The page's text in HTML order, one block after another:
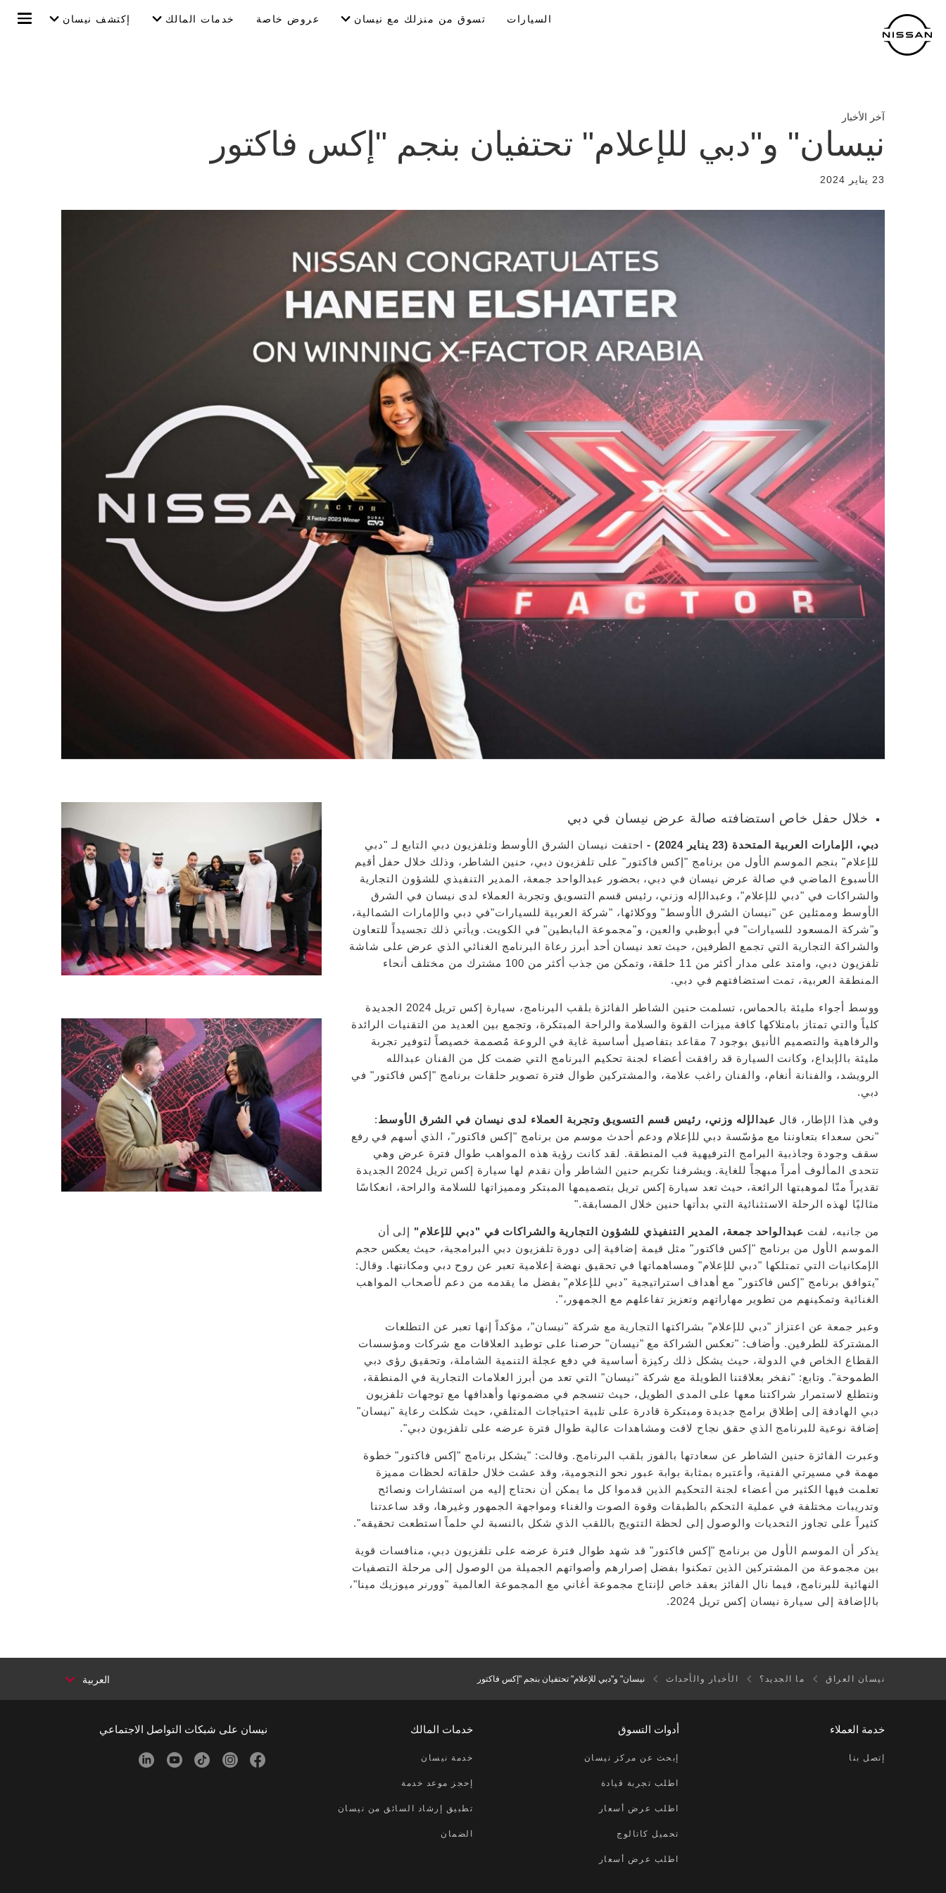
المحتوى
الرئيسي
السيارات تسوق من منزلك مع نيسان عروض خاصة خدمات المالك إكتشف نيسان
آخر الأخبار
نيسان" و"دبي للإعلام" تحتفيان بنجم "إكس فاكتور
23 يناير 2024
خلال حفل خاص استضافته صالة عرض نيسان في دبي
دبي، الإمارات العربية المتحدة (23 يناير 2024) -
احتفت نيسان الشرق الأوسط وتلفزيون دبي التابع لـ "دبي
للإعلام" بنجم الموسم الأول من برنامج "إكس فاكتور" على تلفزيون دبي، حنين الشاطر، وذلك خلال حفل أقيم
الأسبوع الماضي في صالة عرض نيسان في دبي، بحضور عبدالواحد جمعة، المدير التنفيذي للشؤون التجارية
والشراكات في "دبي للإعلام"، وعبدالإله وزني، رئيس قسم التسويق وتجربة العملاء لدى نيسان في الشرق
الأوسط وممثلين عن "نيسان الشرق الأوسط" ووكلائها، "شركة العربية للسيارات"في دبي والإمارات الشمالية،
و"شركة المسعود للسيارات" في أبوظبي والعين، و"مجموعة البابطين" في الكويت. ويأتي ذلك تجسيداً للتعاون
والشراكة التجارية التي تجمع الطرفين، حيث تعد نيسان أحد أبرز رعاة البرنامج الغنائي الذي عرض على شاشة
تلفزيون دبي، وامتد على مدار أكثر من 11 حلقة، وتمكن من جذب أكثر من 100 مشترك من مختلف أنحاء
المنطقة العربية، تمت استضافتهم في دبي.
ووسط أجواء مليئة بالحماس، تسلمت حنين الشاطر الفائزة بلقب البرنامج، سيارة إكس تريل 2024 الجديدة
كلياً والتي تمتاز بامتلاكها كافة ميزات القوة والسلامة والراحة المبتكرة، وتجمع بين العديد من التقنيات الرائدة
والرفاهية والتصميم الأنيق بوجود 7 مقاعد بتفاصيل أساسية غاية في الروعة مُصممة خصيصاً لتوفير تجربة
مليئة بالإبداع، وكانت السيارة قد رافقت أعضاء لجنة تحكيم البرنامج التي ضمت كل من الفنان عبدالله
الرويشد، والفنانة أنغام، والفنان راغب علامة، والمشتركين طوال فترة تصوير حلقات برنامج "إكس فاكتور" في
دبي.
وفي هذا الإطار، قال عبدالإله وزني، رئيس قسم التسويق وتجربة العملاء لدى نيسان في الشرق الأوسط:
"نحن سعداء بتعاوننا مع مؤسّسة دبي للإعلام ودعم أحدث موسم من برنامج "إكس فاكتور"، الذي أسهم في رفع
سقف وجودة وجاذبية البرامج الترفيهية فب المنطقة. لقد كانت رؤية هذه المواهب طوال فترة عرض وهي
تتحدى المألوف أمراً مبهجاً للغاية. ويشرفنا تكريم حنين الشاطر وأن نقدم لها سيارة إكس تريل 2024 الجديدة
تقديراً منّا لموهبتها الرائعة، حيث تعد سيارة إكس تريل بتصميمها المبتكر ومميزاتها للسلامة والراحة، انعكاسًا
مثاليًا لهذه الرحلة الاستثنائية التي بدأتها حنين خلال المسابقة."
من جانبه، لفت عبدالواحد جمعة، المدير التنفيذي للشؤون التجارية والشراكات في "دبي للإعلام" إلى أن
الموسم الأول من برنامج "إكس فاكتور" مثل قيمة إضافية إلى دورة تلفزيون دبي البرامجية، حيث يعكس حجم
الإمكانيات التي تمتلكها "دبي للإعلام" ومساهماتها في تحقيق نهضة إعلامية تعبر عن روح دبي ومكانتها. وقال:
"يتوافق برنامج "إكس فاكتور" مع أهداف استراتيجية "دبي للإعلام" بفضل ما يقدمه من دعم لأصحاب المواهب
الغنائية وتمكينهم من تطوير مهاراتهم وتعزيز تفاعلهم مع الجمهور،".
وعبر جمعة عن اعتزاز "دبي للإعلام" بشراكتها التجارية مع شركة "نيسان"، مؤكداً إنها تعبر عن التطلعات
المشتركة للطرفين. وأضاف: "تعكس الشراكة مع "نيسان" حرصنا على توطيد العلاقات مع شركات ومؤسسات
القطاع الخاص في الدولة، حيث يشكل ذلك ركيزة أساسية في دفع عجلة التنمية الشاملة، وتحقيق رؤى دبي
الطموحة". وتابع: "نفخر بعلاقتنا الطويلة مع شركة "نيسان" التي تعد من أبرز العلامات التجارية في المنطقة،
ونتطلع لاستمرار شراكتنا معها على المدى الطويل، حيث تنسجم في مضمونها وأهدافها مع توجهات تلفزيون
دبي الهادفة إلى إطلاق برامج جديدة ومبتكرة قادرة على تلبية احتياجات المتلقي، حيث شكلت رعاية "نيسان"
إضافة نوعية للبرنامج الذي حقق نجاح لافت ومشاهدات عالية طوال فترة عرضه على تلفزيون دبي".
وعبرت الفائزة حنين الشاطر عن سعادتها بالفوز بلقب البرنامج. وقالت: "يشكل برنامج "إكس فاكتور" خطوة
مهمة في مسيرتي الفنية، وأعتبره بمثابة بوابة عبور نحو النجومية، وقد عشت خلال حلقاته لحظات مميزة
تعلمت فيها الكثير من أعضاء لجنة التحكيم الذين قدموا كل ما يمكن أن نحتاج إليه من استشارات ونصائح
وتدريبات مختلفة في عملية التحكم بالطبقات وقوة الصوت والغناء ومواجهة الجمهور وغيرها، وقد ساعدتنا
كثيراً على تجاوز التحديات والوصول إلى لحظة التتويج باللقب الذي شكل بالنسبة لي حلماً استطعت تحقيقه".
يذكر أن الموسم الأول من برنامج "إكس فاكتور" قد شهد طوال فترة عرضه على تلفزيون دبي، منافسات قوية
بين مجموعة من المشتركين الذين تمكنوا بفضل إصرارهم وأصواتهم الجميلة من الوصول إلى مرحلة التصفيات
النهائية للبرنامج، فيما نال الفائز بعقد خاص لإنتاج مجموعة أغاني مع المجموعة العالمية "وورنر ميوزيك مينا"،
بالإضافة إلى سيارة نيسان إكس تريل 2024.
نيسان العراق ما الجديد؟ الأخبار والأحداث نيسان" و"دبي للإعلام" تحتفيان بنجم "إكس فاكتور العربية
خدمة العملاء
إتصل بنا
أدوات التسوق
إبحث عن مركز نيسان
اطلب تجربة قيادة
اطلب عرض أسعار
تحميل كاتالوج
اطلب عرض أسعار
خدمات المالك
خدمة نيسان
إحجز موعد خدمة
تطبيق إرشاد السائق من نيسان
الضمان
نيسان على شبكات التواصل الاجتماعي
facebook
instagram
tiktok
youtube